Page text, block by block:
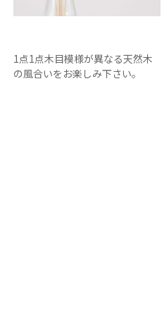
1点1点木目模様が異なる天然木
の風合いをお楽しみ下さい。